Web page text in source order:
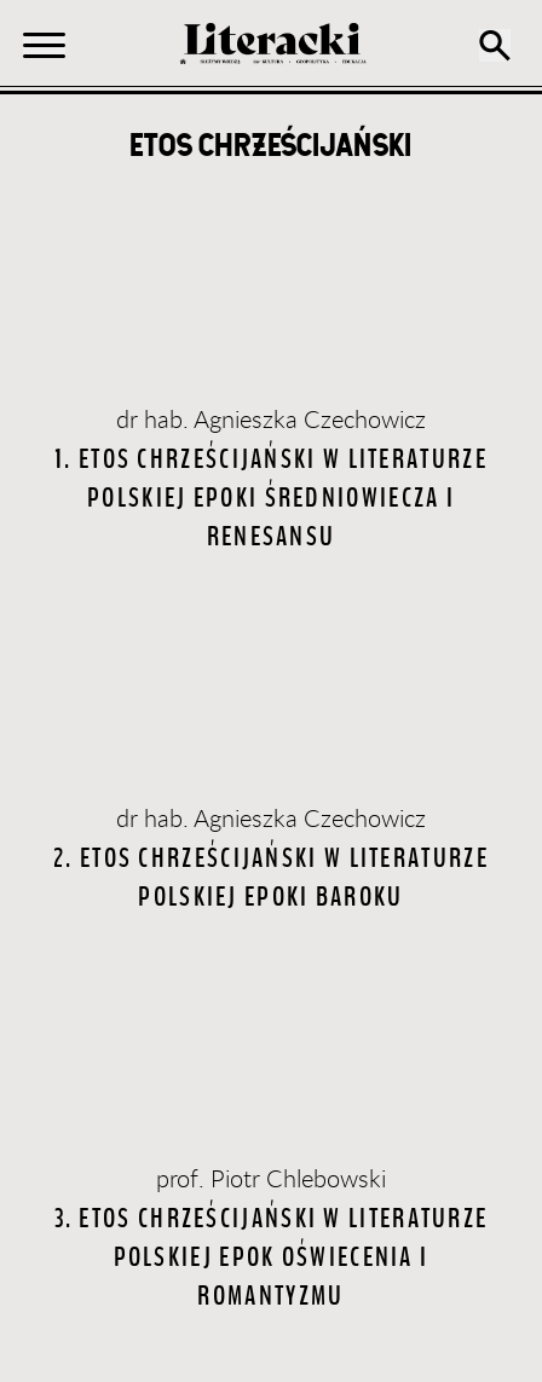
ETOS CHRZEŚCIJAŃSKI
dr hab. Agnieszka Czechowicz
1. ETOS CHRZEŚCIJAŃSKI W LITERATURZE
POLSKIEJ EPOKI ŚREDNIOWIECZA I
RENESANSU
dr hab. Agnieszka Czechowicz
2. ETOS CHRZEŚCIJAŃSKI W LITERATURZE
POLSKIEJ EPOKI BAROKU
prof. Piotr Chlebowski
3. ETOS CHRZEŚCIJAŃSKI W LITERATURZE
POLSKIEJ EPOK OŚWIECENIA I
ROMANTYZMU